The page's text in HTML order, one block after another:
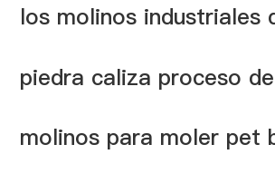
los molinos industriales
piedra caliza proceso
molinos para moler pet